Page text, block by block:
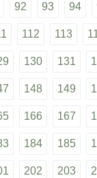
92 93 94
112 113
130 131
148 149
166 167
184 185
202 203